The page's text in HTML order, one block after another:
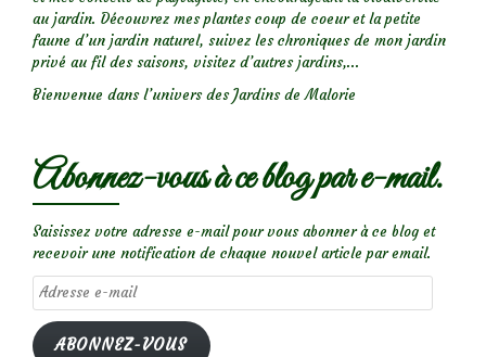
au jardin. Découvrez mes plantes coup de coeur et la petite
faune d’un jardin naturel, suivez les chroniques de mon jardin
privé au fil des saisons, visitez d’autres jardins,...
Bienvenue dans l’univers des Jardins de Malorie
Abonnez-vous à ce blog par e-mail.
Saisissez votre adresse e-mail pour vous abonner à ce blog et
recevoir une notification de chaque nouvel article par email.
Adresse
e-
mail
ABONNEZ-VOUS